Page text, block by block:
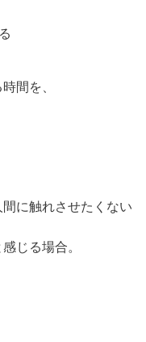
間を、
に触れさせたくない
じる場合。